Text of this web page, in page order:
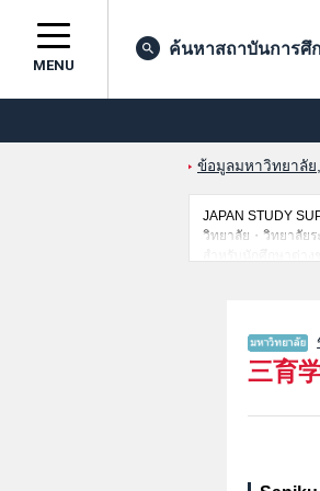
MENU
ค้นหาสถาบันการศึ
ข้อมูลมหาวิทยาลั
JAPAN STUDY
วิทยาลัย・วิทยาลัย
สำหรับนักศึกษาต่า
三育